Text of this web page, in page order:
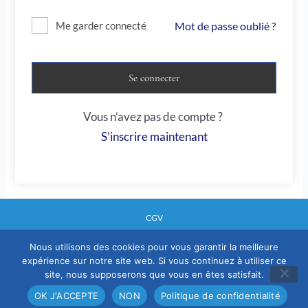
Me garder connecté Mot de passe oublié ?
Se connecter
Vous n’avez pas de compte ?
S’inscrire maintenant
CGV
Mentions legales
Politique confidentialité
Nous utilisons des cookies pour vous garantir la meilleure
expérience sur notre site web. Si vous continuez à utiliser ce
site, nous supposerons que vous en êtes satisfait.
OK J'ACCEPTE
NON Politique de confidentialité